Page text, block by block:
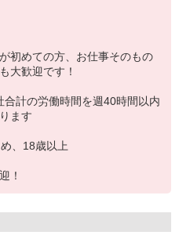
初めての方、お仕事そのもの
大歓迎です！
計の労働時間を週40時間以内
ます
、18歳以上
！